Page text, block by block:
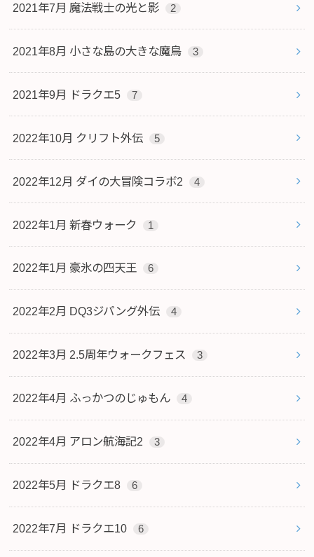
2021年7月 魔法戦士の光と影 2
2021年8月 小さな島の大きな魔鳥 3
2021年9月 ドラクエ5 7
2022年10月 クリフト外伝 5
2022年12月 ダイの大冒険コラボ2 4
2022年1月 新春ウォーク 1
2022年1月 豪氷の四天王 6
2022年2月 DQ3ジパング外伝 4
2022年3月 2.5周年ウォークフェス 3
2022年4月 ふっかつのじゅもん 4
2022年4月 アロン航海記2 3
2022年5月 ドラクエ8 6
2022年7月 ドラクエ10 6